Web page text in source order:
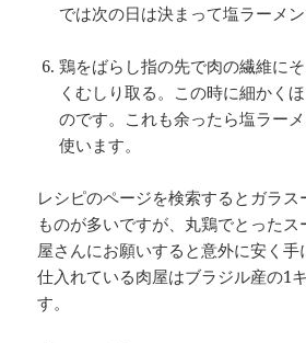
では次の日は決まって塩ラーメン
鶏をばらし指の先で肉の繊維に
くむしり取る。この時に細かく
のです。これも余ったら塩ラー
使います。
レシピのページを検索するとガラス
ものが多いですが、丸鶏でとった
屋さんにお願いすると意外に安く
仕入れている肉屋はブラジル産の1
す。